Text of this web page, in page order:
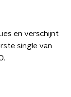
en verschijnt
single van